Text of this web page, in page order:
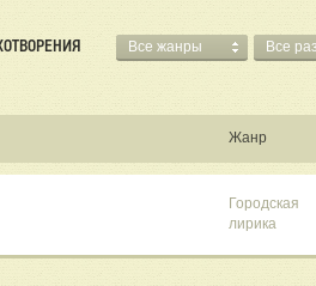
Все жанры Все
Жанр
Городская
лирика